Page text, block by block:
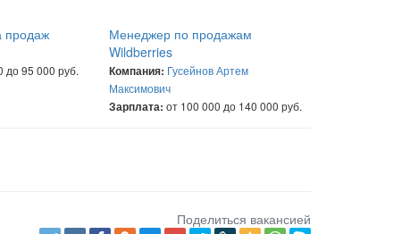
продаж
до 95 000 руб.
Менеджер по продажам
Wildberries
Компания: Гусейнов Артем
Максимович
Зарплата: от 100 000 до 140 000 руб.
Поделиться вакансией